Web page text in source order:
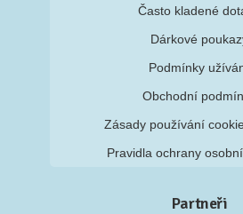
Často kladené
Dárkové
Podmínky
Obchodní
Zásady používání
Pravidla ochrany
Partneři